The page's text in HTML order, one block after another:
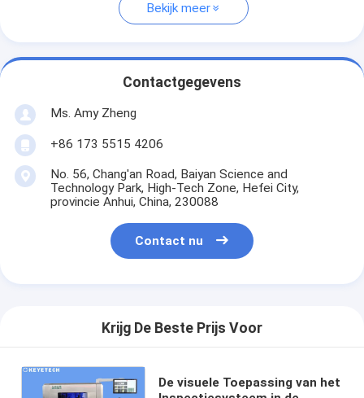
Bekijk meer
Contactgegevens
Ms. Amy Zheng
+86 173 5515 4206
No. 56, Chang'an Road, Baiyan Science and
Technology Park, High-Tech Zone, Hefei City,
provincie Anhui, China, 230088
Contact nu
Krijg De Beste Prijs Voor
De visuele Toepassing van het